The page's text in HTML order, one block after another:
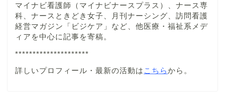
マイナビ看護師（マイナビナースプラス）、ナース専
科、ナースときどき女子、月刊ナーシング、訪問看護
経営マガジン「ビジケア」など、他医療・福祉系メデ
ィアを中心に記事を寄稿。
*********************
詳しいプロフィール・最新の活動は こちらから。